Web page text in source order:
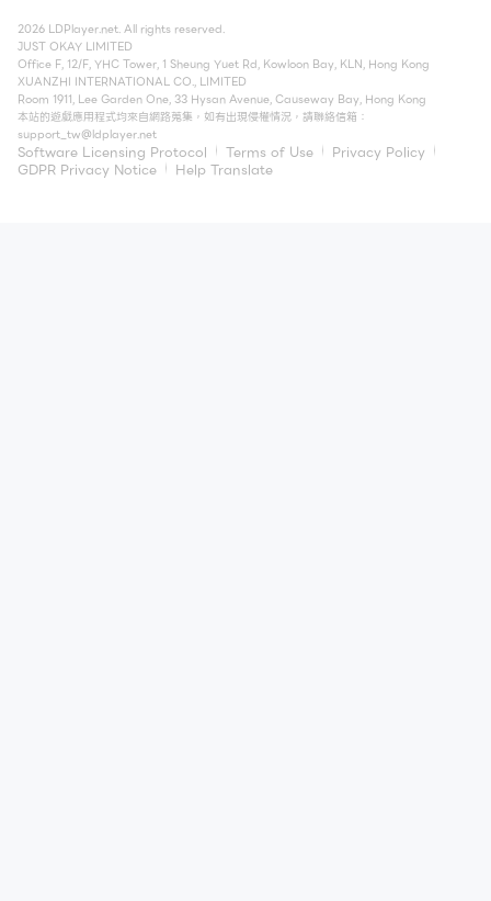
2026 LDPlayer.net. All rights reserved.
JUST OKAY LIMITED
Office F, 12/F, YHC Tower, 1 Sheung Yuet Rd, Kowloon Bay, KLN, Hong Kong
XUANZHI INTERNATIONAL CO., LIMITED
Room 1911, Lee Garden One, 33 Hysan Avenue, Causeway Bay, Hong Kong
本站的遊戲應用程式均來自網路蒐集，如有出現侵權情況，請聯絡信箱：
support_tw@ldplayer.net
Software Licensing Protocol Terms of Use
Privacy Policy
GDPR Privacy Notice
Help Translate